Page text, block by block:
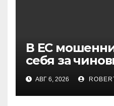
В ЕС
себя за
биржи
АВГ 6, 2026